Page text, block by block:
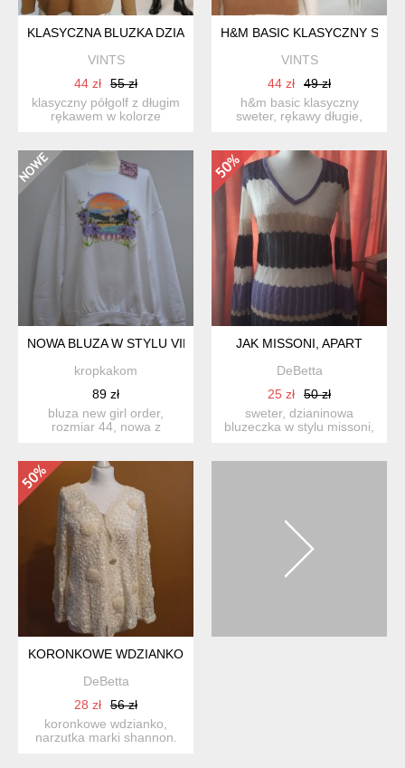
KLASYCZNA BLUZKA DZIANINOWY PÓŁGOLF DAMSKI
VINTS
44 zł
55 zł
klasyczny półgolf z długim
rękawem w kolorze
H&M BASIC KLASYCZNY
VINTS
44 zł
49 zł
h&m basic klasyczny
sweter, rękawy długie,
NOWA BLUZA W STYLU VINTAGE 44 XXL
kropkakom
89 zł
bluza new girl order,
rozmiar 44, nowa z
JAK MISSONI, APART
DeBetta
25 zł
50 zł
sweter, dzianinowa
bluzeczka w stylu missoni,
KORONKOWE WDZIANKO
DeBetta
28 zł
56 zł
koronkowe wdzianko,
narzutka marki shannon.